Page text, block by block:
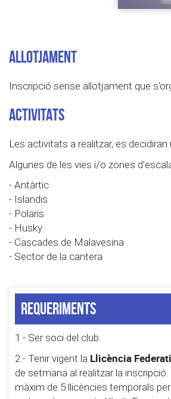
ALLOTJAMENT
Inscripció sense allotjament que
ACTIVITATS
Les activitats a realitzar, es
Algunes de les vies i/o zones
- Antàrtic
- Islandis
- Polaris
- Husky
- Cascades de Malavesina
- Sector de la cantera
Requeriments
1 - Ser soci del club.
2 - Tenir vigent la Llicència
de setmana al realitzar la
màxim de 5 llicències temporals